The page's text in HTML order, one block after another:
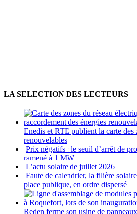
LA SELECTION DES LECTEURS
Enedis et RTE publient la carte des
renouvelables
Prix négatifs : le seuil d’arrêt de
ramené à 1 MW
L’actu solaire de juillet 2026
Faute de calendrier, la filière
place publique, en ordre dispersé
Reden ferme son usine de